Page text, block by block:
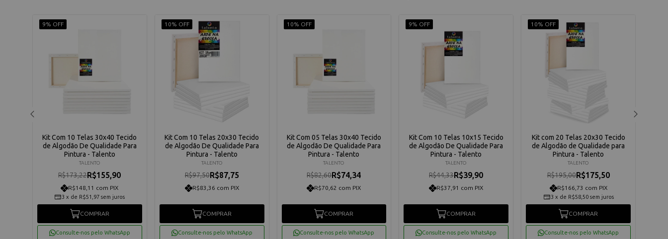
9% OFF
Kit Com 10 Telas 30x40 Tecido
de Algodão De Qualidade Para
Pintura - Talento
TALENTO
R$173,22R$155,90
R$148,11 com PIX
3 x de R$51,97 sem juros
COMPRAR
Consulte-nos pelo WhatsApp
10% OFF
Kit Com 10 Telas 20x30 Tecido
de Algodão De Qualidade Para
Pintura - Talento
TALENTO
R$97,50R$87,75
R$83,36 com PIX
COMPRAR
Consulte-nos pelo WhatsApp
10% OFF
Kit Com 05 Telas 30x40 Tecido
de Algodão De Qualidade Para
Pintura - Talento
TALENTO
R$82,60R$74,34
R$70,62 com PIX
COMPRAR
Consulte-nos pelo WhatsApp
9% OFF
Kit Com 10 Telas 10x15 Tecido
de Algodão De Qualidade Para
Pintura - Talento
TALENTO
R$44,33R$39,90
R$37,91 com PIX
COMPRAR
Consulte-nos pelo WhatsApp
10% OFF
Kit com 20 Telas 20x30 Tecido
de Algodão de Qualidade para
Pintura - Talento
TALENTO
R$195,00R$175,50
R$166,73 com PIX
3 x de R$58,50 sem juros
COMPRAR
Consulte-nos pelo WhatsApp